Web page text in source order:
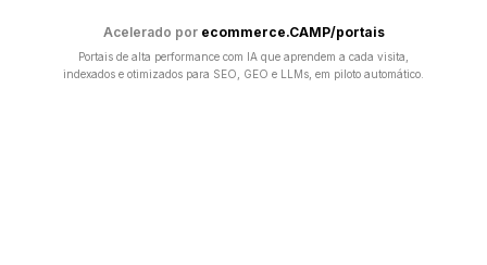
Acelerado por ecommerce.CAMP/portais
Portais de alta performance com IA que aprendem a cada visita,
indexados e otimizados para SEO, GEO e LLMs, em piloto automático.